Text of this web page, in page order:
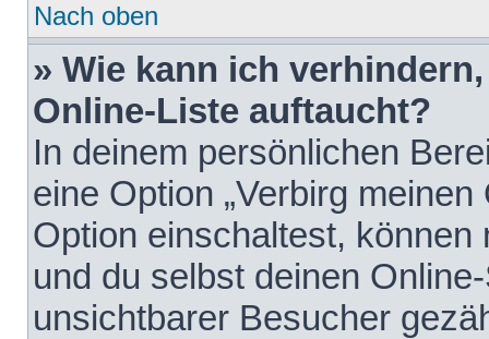
Nach oben
» Wie kann ich
Online-Liste auftaucht?
In deinem persönlichen
eine Option „Verbirg
Option einschaltest,
und du selbst deinen
unsichtbarer Besucher